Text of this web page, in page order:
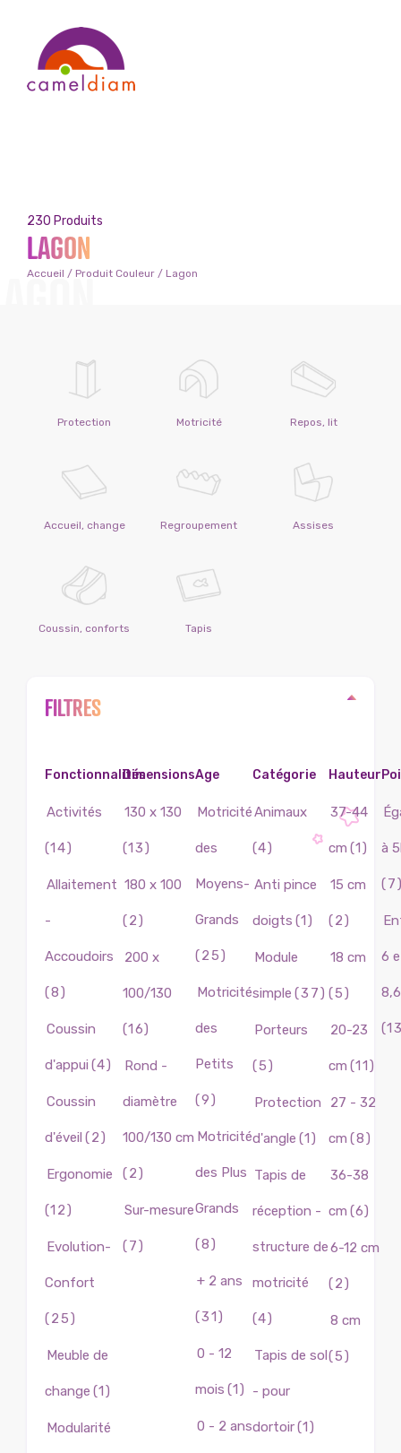
230 Produits
LAGON
Accueil / Produit Couleur / Lagon
Protection Motricité Repos, lit
Accueil, change Regroupement Assises
Coussin, conforts Tapis
FILTRES
Fonctionnalités
Activités
(14)
Allaitement
-
Accoudoirs
(8)
Coussin
d'appui (4)
Coussin
d'éveil (2)
Ergonomie
(12)
Evolution-
Confort
(25)
Meuble de
change (1)
Modularité
Dimensions
130 x 130
(13)
180 x 100
(2)
200 x
100/130
(16)
Rond -
diamètre
100/130 cm
(2)
Sur-mesure
(7)
Age
Motricité
des
Moyens-
Grands
(25)
Motricité
des
Petits
(9)
Motricité
des Plus
Grands
(8)
+ 2 ans
(31)
0 - 12
mois (1)
0 - 2 ans
Catégorie
Animaux
(4)
Anti pince
doigts (1)
Module
simple (37)
Porteurs
(5)
Protection
d'angle (1)
Tapis de
réception -
structure de
motricité
(4)
Tapis de sol
- pour
dortoir(1)
Hauteur
37-44
cm (1)
15 cm
(2)
18 cm
(5)
20-23
cm (11)
27 - 32
cm (8)
36-38
cm (6)
6-12 cm
(2)
8 cm
(5)
à
6